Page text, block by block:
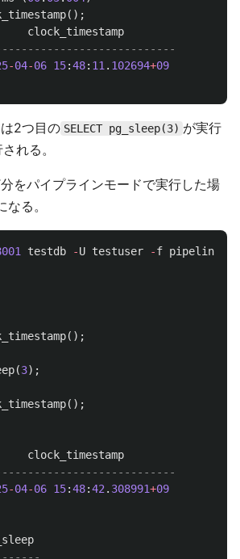
();
clock_timestamp
-04-06 15:48: 11 . 102694+09
2つ目の SELECT pg_sleep(3) が実行
れる。
をパイプラインモードで実行した場
る。
testdb -U testuser -f pipeline
();
(3);
();
clock_timestamp
-04-06 15:48:42 . 308991+09